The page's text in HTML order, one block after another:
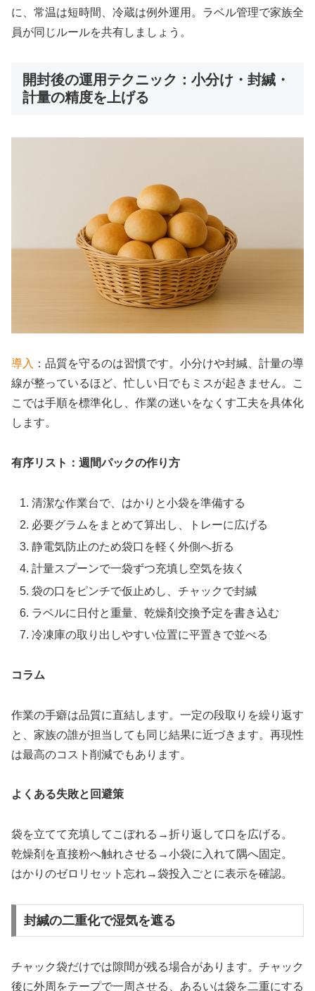
に、常温は短時間、冷蔵は例外運用。ラベル管理で家族全
員が同じルールを共有しましょう。
開封後の運用テクニック：小分け・封緘・
計量の精度を上げる
導入 ：品質を守るのは習慣です。小分けや封緘、計量の導
線が整っているほど、忙しい日でもミスが起きません。こ
こでは手順を標準化し、作業の迷いをなくす工夫を具体化
します。
有序リスト：週間パックの作り方
清潔な作業台で、はかりと小袋を準備する
必要グラムをまとめて算出し、トレーに広げる
静電気防止のため袋口を軽く外側へ折る
計量スプーンで一袋ずつ充填し空気を抜く
袋の口をピンチで仮止めし、チャックで封緘
ラベルに日付と重量、乾燥剤交換予定を書き込む
冷凍庫の取り出しやすい位置に平置きで並べる
コラム
作業の手癖は品質に直結します。一定の段取りを繰り返す
と、家族の誰が担当しても同じ結果に近づきます。再現性
は最高のコスト削減でもあります。
よくある失敗と回避策
袋を立てて充填してこぼれる→折り返して口を広げる。
乾燥剤を直接粉へ触れさせる→小袋に入れて隅へ固定。
はかりのゼロリセット忘れ→袋投入ごとに表示を確認。
封緘の二重化で湿気を遮る
チャック袋だけでは隙間が残る場合があります。チャック
後に外周をテープで一周させる、あるいは袋を二重にする